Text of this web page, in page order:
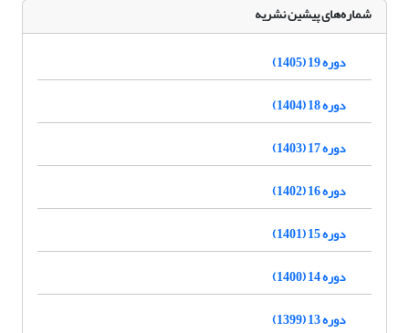
شماره‌های پیشین نشریه
دوره 19 (1405)
دوره 18 (1404)
دوره 17 (1403)
دوره 16 (1402)
دوره 15 (1401)
دوره 14 (1400)
دوره 13 (1399)